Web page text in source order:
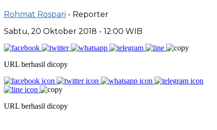
Rohmat Rospari - Reporter
Sabtu, 20 Oktober 2018 - 12:00 WIB
URL berhasil dicopy
URL berhasil dicopy